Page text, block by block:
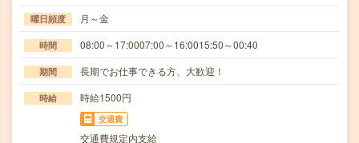
曜日頻度 月～金
時間 08:00～17:0007:00～16:0015:50～00:40
期間 長期でお仕事できる方、大歓迎！
時給 時給1500円
交通費
交通費規定内支給